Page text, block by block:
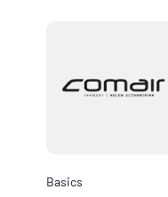
Basics